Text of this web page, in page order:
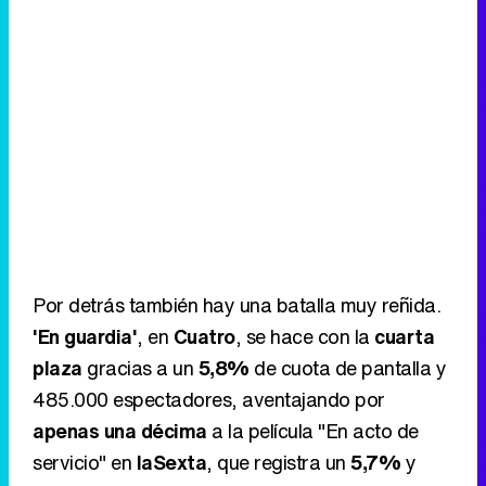
Por detrás también hay una batalla muy reñida.
'En guardia', en Cuatro, se hace con la cuarta
plaza gracias a un5,8% de cuota de pantalla y
485.000 espectadores, aventajando por
apenas una décima a la película "En acto de
servicio" en laSexta, que registra un5,7%y